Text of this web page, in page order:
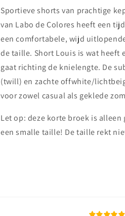
Sportieve shorts van prachtige
van Labo de Colores heeft een
een comfortabele, wijd
de taille. Short Louis is wat heeft
gaat richting de knielengte. De
(twill) en zachte offwhite/
voor zowel casual als geklede
Let op: deze korte broek is
een smalle taille! De taille rekt